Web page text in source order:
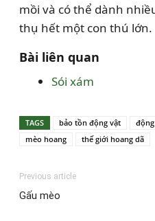
mồi và có thể dành
thụ hết một con thú lớn.
Bài liên quan
Sói xám
TAGS bảo tồn động vật
mèo hoang
thế giới hoang dã
Previous article
Gấu mèo